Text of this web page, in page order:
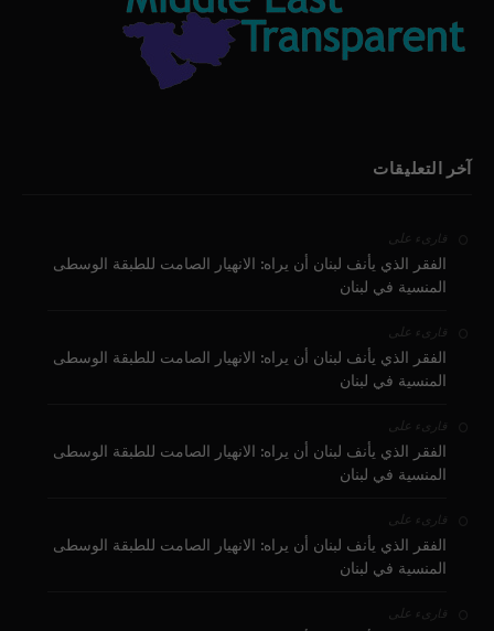
آخر التعليقات
قارىء على
الفقر الذي يأنف لبنان أن يراه: الانهيار الصامت للطبقة الوسطى
المنسية في لبنان
قارىء على
الفقر الذي يأنف لبنان أن يراه: الانهيار الصامت للطبقة الوسطى
المنسية في لبنان
قارىء على
الفقر الذي يأنف لبنان أن يراه: الانهيار الصامت للطبقة الوسطى
المنسية في لبنان
قارىء على
الفقر الذي يأنف لبنان أن يراه: الانهيار الصامت للطبقة الوسطى
المنسية في لبنان
قارىء على